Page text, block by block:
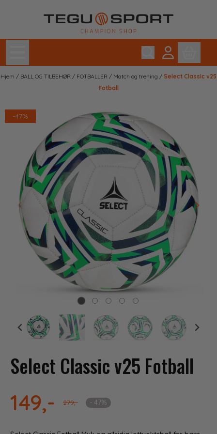
Hopp til innhold
Hjem / BALL OG TILBEHØR / FOTBALLER / Match og trening / Select Classic v25
Fotball
-47%
Select Classic v25 Fotball
149,- 279,- - 47%